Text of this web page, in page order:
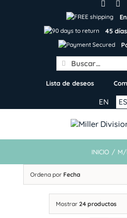
45
Search
for:
Lista de deseos
ES
EN
INICIO / M/
Ordena por Fecha
Mostrar 24 productos